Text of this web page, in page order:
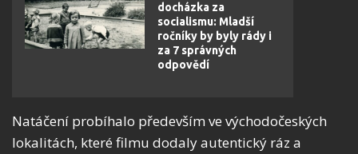
docházka za
socialismu: Mladší
ročníky by byly rády i
za 7 správných
odpovědí
Natáčení probíhalo především ve východočeských
lokalitách, které filmu dodaly autentický ráz a